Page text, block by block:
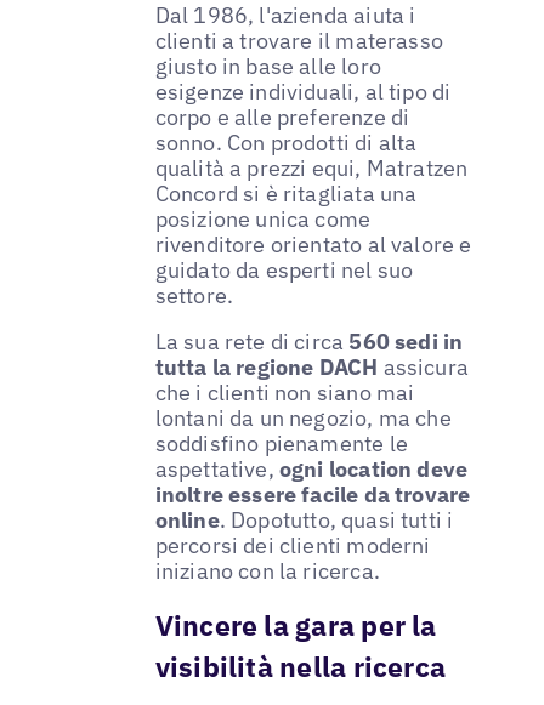
Dal 1986, l'azienda aiuta i
clienti a trovare il materasso
giusto in base alle loro
esigenze individuali, al tipo di
corpo e alle preferenze di
sonno. Con prodotti di alta
qualità a prezzi equi, Matratzen
Concord si è ritagliata una
posizione unica come
rivenditore orientato al valore e
guidato da esperti nel suo
settore.
La sua rete di circa 560 sedi in
tutta la regione DACH assicura
che i clienti non siano mai
lontani da un negozio, ma che
soddisfino pienamente le
aspettative, ogni location deve
inoltre essere facile da trovare
online. Dopotutto, quasi tutti i
percorsi dei clienti moderni
iniziano con la ricerca.
Vincere la gara per la
visibilità nella ricerca